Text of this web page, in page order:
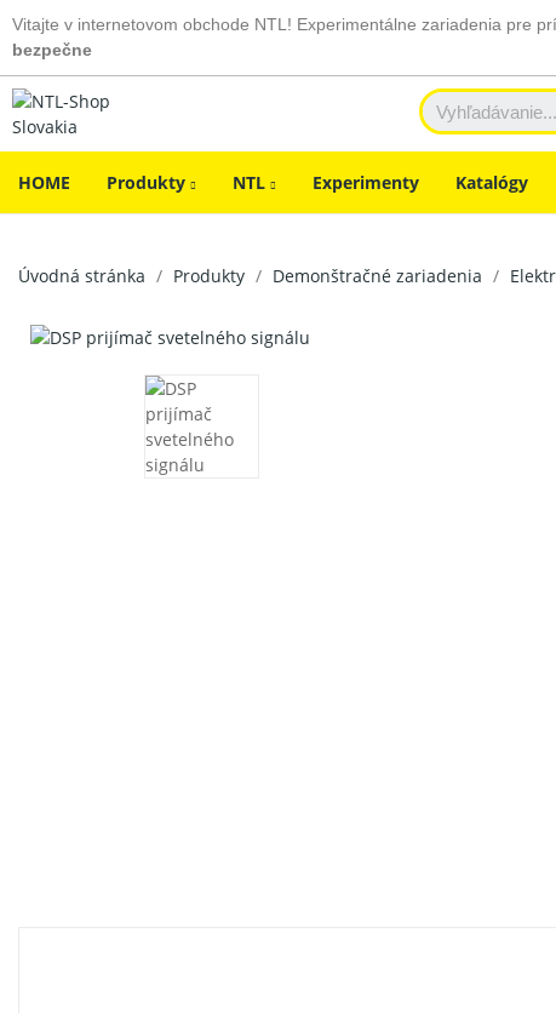
Vitajte v internetovom obchode NTL! Experimentálne zariadenia pre
bezpečne
HOME Produkty NTL Experimenty Katalógy
Úvodná stránka Produkty Demonštračné zariadenia